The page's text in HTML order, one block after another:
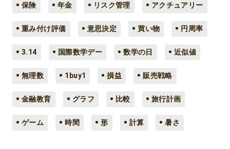
保険 年金 リスク管理 アクチュアリー
重み付け評価 意思決定 買い物 円周率
3.14 国際数学デー 数学の日 近似値
無理数 1buy1 損益 販売戦略
金融教育 グラフ 比較 旅行計画
ゲーム 時間 形 計算 暑さ